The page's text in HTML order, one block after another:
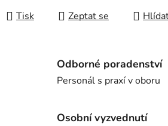
Tisk Zeptat se
Odborné poradenství
Personál s praxí v oboru
Osobní vyzvednutí